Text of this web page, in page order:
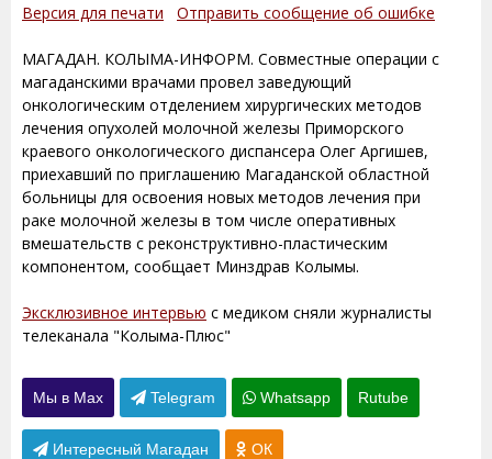
Версия для печати Отправить сообщение об ошибке
МАГАДАН. КОЛЫМА-ИНФОРМ. Совместные операции с
магаданскими врачами провел заведующий
онкологическим отделением хирургических методов
лечения опухолей молочной железы Приморского
краевого онкологического диспансера Олег Аргишев,
приехавший по приглашению Магаданской областной
больницы для освоения новых методов лечения при
раке молочной железы в том числе оперативных
вмешательств с реконструктивно-пластическим
компонентом, сообщает Минздрав Колымы.
Эксклюзивное интервью с медиком сняли журналисты
телеканала "Колыма-Плюс"
Мы в Max Telegram Whatsapp Rutube
Интересный Магадан ОК